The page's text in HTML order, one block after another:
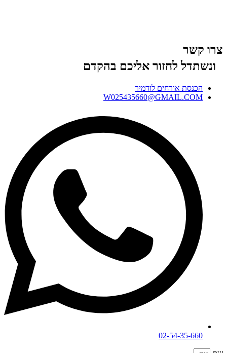
צרו קשר
ונשתדל לחזור אליכם בהקדם
הכנסת אורחים לודמיר
W025435660@GMAIL.COM
02-54-35-660